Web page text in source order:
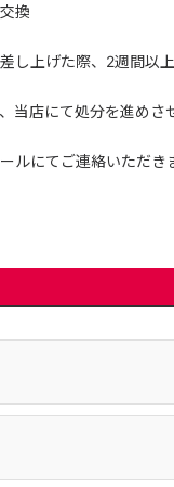
換
し上げた際、2週間以
当店にて処分を進めさ
ルにてご連絡いただき